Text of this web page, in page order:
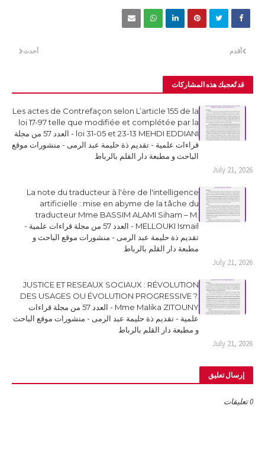
أحدث أقدم
قد تُعجبك هذه المشاركات
Les actes de Contrefaçon selon L’article 155 de la
loi 17-97 telle que modifiée et complétée par la
loi 31-05 et 23-13 MEHDI EDDIANI - العدد 57 من مجلة
قراءات علمية - تقديم ذة حليمة عبد الرمى - منشورات موقع
الباحث و مطبعة دار القلم بالرباط
July 21, 2026
La note du traducteur à l'ère de l'intelligence
artificielle : mise en abyme de la tâche du
traducteur Mme BASSIM ALAMI Siham – M.
MELLOUKI Ismail - العدد 57 من مجلة قراءات علمية -
تقديم ذة حليمة عبد الرمى - منشورات موقع الباحث و
مطبعة دار القلم بالرباط
July 21, 2026
JUSTICE ET RESEAUX SOCIAUX : RÉVOLUTION
DES USAGES OU ÉVOLUTION PROGRESSIVE ?.
Mme Malika ZITOUNY - العدد 57 من مجلة قراءات
علمية - تقديم ذة حليمة عبد الرمى - منشورات موقع الباحث
و مطبعة دار القلم بالرباط
July 21, 2026
إرسال تعليق
0 تعليقات